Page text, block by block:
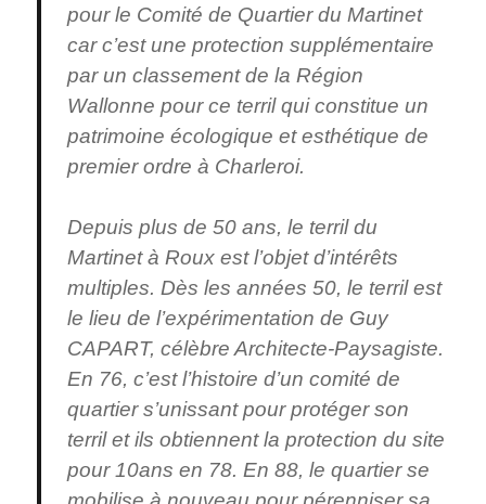
pour le Comité de Quartier du Martinet
car c’est une protection supplémentaire
par un classement de la Région
Wallonne pour ce terril qui constitue un
patrimoine écologique et esthétique de
premier ordre à Charleroi.
Depuis plus de 50 ans, le terril du
Martinet à Roux est l’objet d’intérêts
multiples. Dès les années 50, le terril est
le lieu de l’expérimentation de Guy
CAPART, célèbre Architecte-Paysagiste.
En 76, c’est l’histoire d’un comité de
quartier s’unissant pour protéger son
terril et ils obtiennent la protection du site
pour 10ans en 78. En 88, le quartier se